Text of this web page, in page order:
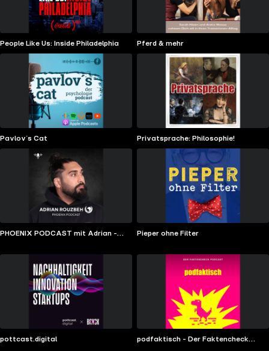
People Like Us: Inside Philadelphia Pferd & mehr
Pavlov´s Cat Privatsprache: Philosophie!
PHOENIX PODCAST mit Adrian -
Heilung, Beziehungen, Spiritualität
Pieper ohne Filter
pottcast.digital
podfaktisch - Der Faktencheck